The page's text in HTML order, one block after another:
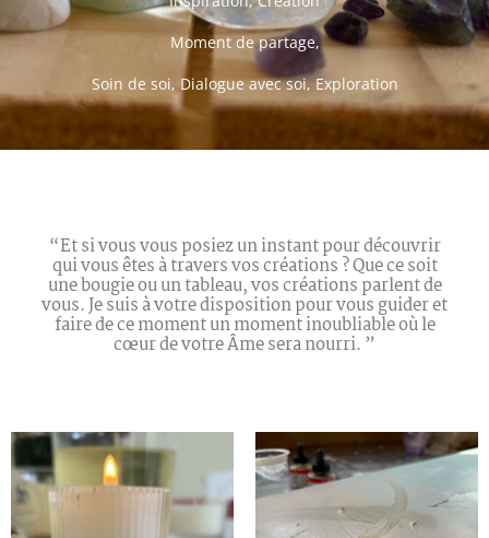
Moment de partage,
Soin de soi, Dialogue avec soi, Exploration
“Et si vous vous posiez un instant pour découvrir
qui vous êtes à travers vos créations ? Que ce soit
une bougie ou un tableau, vos créations parlent de
vous. Je suis à votre disposition pour vous guider et
faire de ce moment un moment inoubliable où le
cœur de votre Âme sera nourri. ”